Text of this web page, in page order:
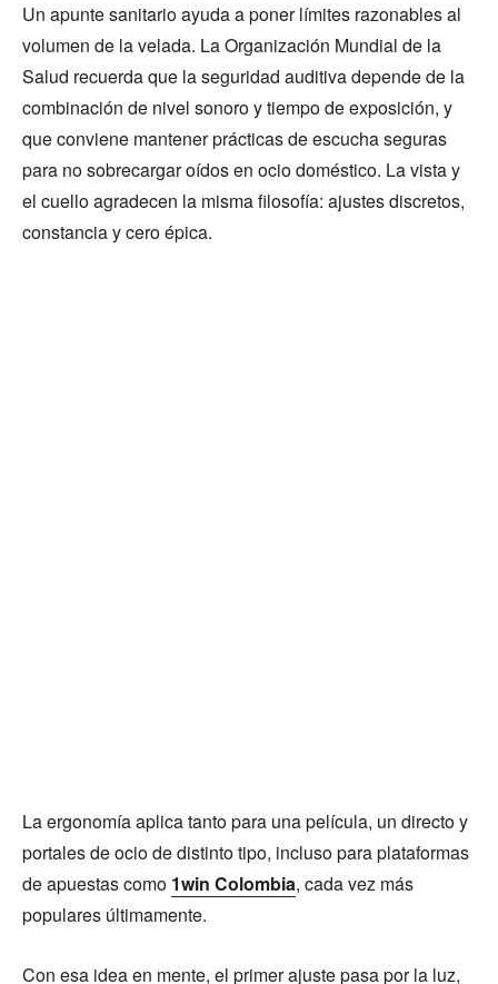
Un apunte sanitario ayuda a poner límites razonables al
volumen de la velada. La Organización Mundial de la
Salud recuerda que la seguridad auditiva depende de la
combinación de nivel sonoro y tiempo de exposición, y
que conviene mantener prácticas de escucha seguras
para no sobrecargar oídos en ocio doméstico. La vista y
el cuello agradecen la misma filosofía: ajustes discretos,
constancia y cero épica.
La ergonomía aplica tanto para una película, un directo y
portales de ocio de distinto tipo, incluso para plataformas
de apuestas como 1win Colombia, cada vez más
populares últimamente.
Con esa idea en mente, el primer ajuste pasa por la luz,